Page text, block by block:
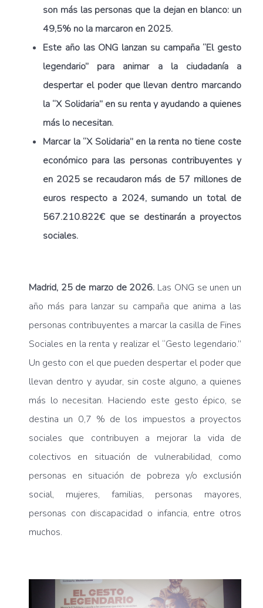
son más las personas que la dejan en blanco: un
49,5% no la marcaron en 2025.
Este año las ONG lanzan su campaña “El gesto
legendario” para animar a la ciudadanía a
despertar el poder que llevan dentro marcando
la “X Solidaria” en su renta y ayudando a quienes
más lo necesitan.
Marcar la “X Solidaria” en la renta no tiene coste
económico para las personas contribuyentes y
en 2025 se recaudaron más de 57 millones de
euros respecto a 2024, sumando un total de
567.210.822€ que se destinarán a proyectos
sociales.
Madrid, 25 de marzo de 2026. Las ONG se unen un
año más para lanzar su campaña que anima a las
personas contribuyentes a marcar la casilla de Fines
Sociales en la renta y realizar el “Gesto legendario.”
Un gesto con el que pueden despertar el poder que
llevan dentro y ayudar, sin coste alguno, a quienes
más lo necesitan. Haciendo este gesto épico, se
destina un 0,7 % de los impuestos a proyectos
sociales que contribuyen a mejorar la vida de
colectivos en situación de vulnerabilidad, como
personas en situación de pobreza y/o exclusión
social, mujeres, familias, personas mayores,
personas con discapacidad o infancia, entre otros
muchos.